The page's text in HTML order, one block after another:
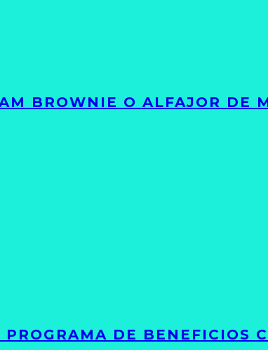
BROWNIE O ALFAJOR DE
DE BENEFICIOS